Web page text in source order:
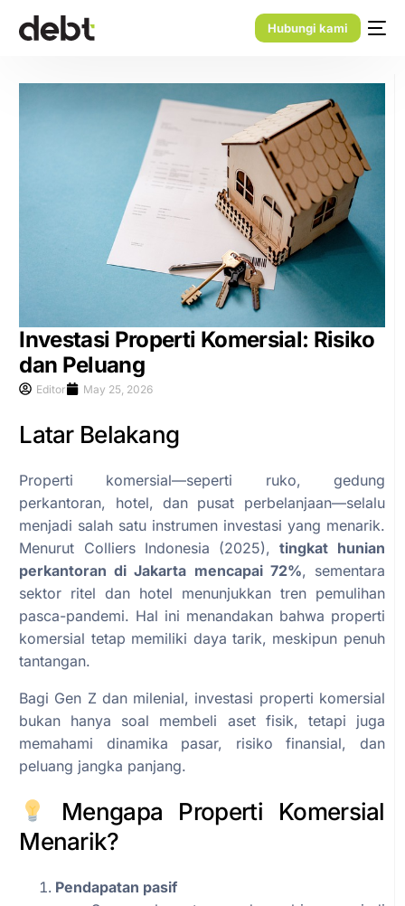
Hubungi kami
Investasi Properti Komersial: Risiko
dan Peluang
Editor May 25, 2026
Latar Belakang
Properti komersial—seperti ruko, gedung
perkantoran, hotel, dan pusat perbelanjaan—selalu
menjadi salah satu instrumen investasi yang menarik.
Menurut Colliers Indonesia (2025),tingkat hunian
perkantoran di Jakarta mencapai 72%, sementara
sektor ritel dan hotel menunjukkan tren pemulihan
pasca-pandemi. Hal ini menandakan bahwa properti
komersial tetap memiliki daya tarik, meskipun penuh
tantangan.
Bagi Gen Z dan milenial, investasi properti komersial
bukan hanya soal membeli aset fisik, tetapi juga
memahami dinamika pasar, risiko finansial, dan
peluang jangka panjang.
Mengapa Properti Komersial
Menarik?
Pendapatan pasif